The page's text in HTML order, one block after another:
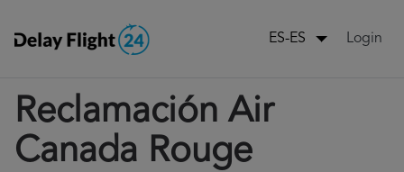
ES-ES Login
Reclamación Air
Canada Rouge